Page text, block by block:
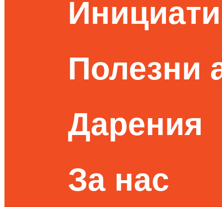
Полезни
Дарения
За нас